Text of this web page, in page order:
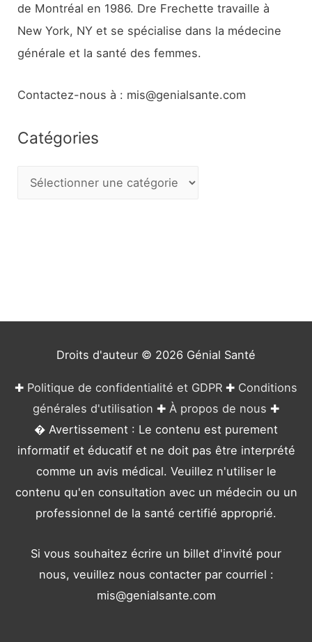
de Montréal en 1986. Dre Frechette travaille à
New York, NY et se spécialise dans la médecine
générale et la santé des femmes.
Contactez-nous à : mis@genialsante.com
Catégories
Droits d'auteur © 2026 Génial Santé
✚ Politique de confidentialité et GDPR ✚ Conditions
générales d'utilisation ✚ À propos de nous ✚
� Avertissement : Le contenu est purement
informatif et éducatif et ne doit pas être interprété
comme un avis médical. Veuillez n'utiliser le
contenu qu'en consultation avec un médecin ou un
professionnel de la santé certifié approprié.
Si vous souhaitez écrire un billet d'invité pour
nous, veuillez nous contacter par courriel :
mis@genialsante.com